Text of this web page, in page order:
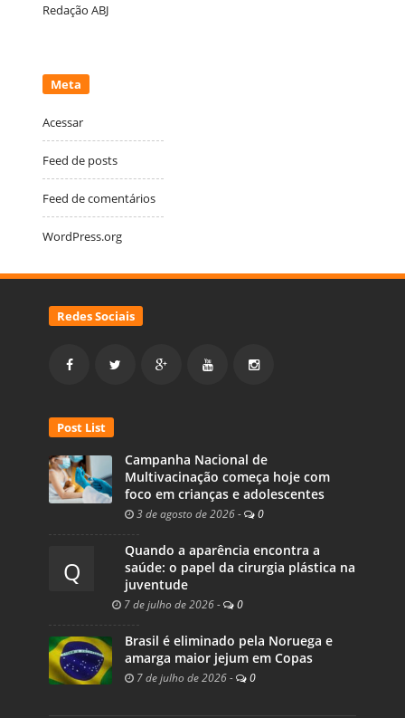
Redação ABJ
Meta
Acessar
Feed de posts
Feed de comentários
WordPress.org
Redes Sociais
Post List
Campanha Nacional de
Multivacinação começa hoje com
foco em crianças e adolescentes
3 de agosto de 2026 - 0
Q
Quando a aparência encontra a
saúde: o papel da cirurgia plástica na
juventude
7 de julho de 2026 - 0
Brasil é eliminado pela Noruega e
amarga maior jejum em Copas
7 de julho de 2026 - 0